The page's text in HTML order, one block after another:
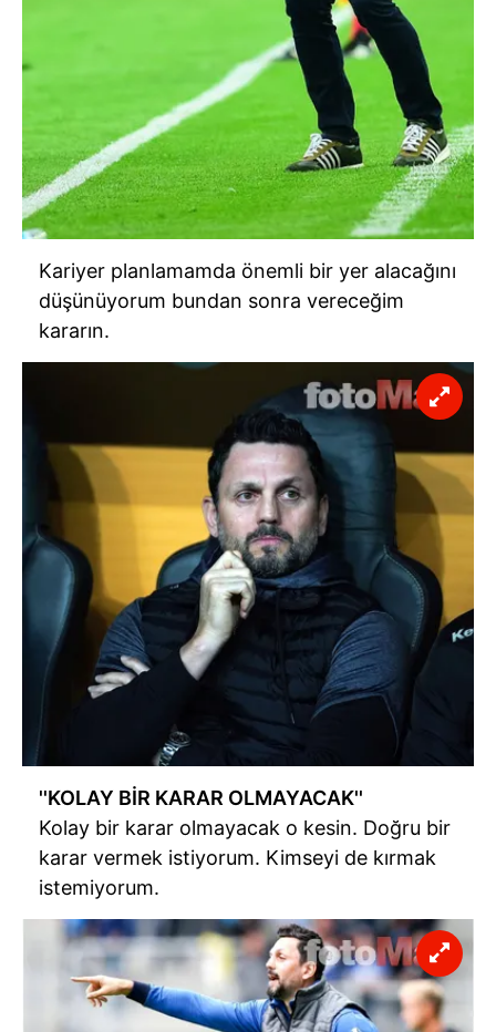
Kariyer planlamamda önemli bir yer alacağını
düşünüyorum bundan sonra vereceğim
kararın.
''KOLAY BİR KARAR OLMAYACAK''
Kolay bir karar olmayacak o kesin. Doğru bir
karar vermek istiyorum. Kimseyi de kırmak
istemiyorum.